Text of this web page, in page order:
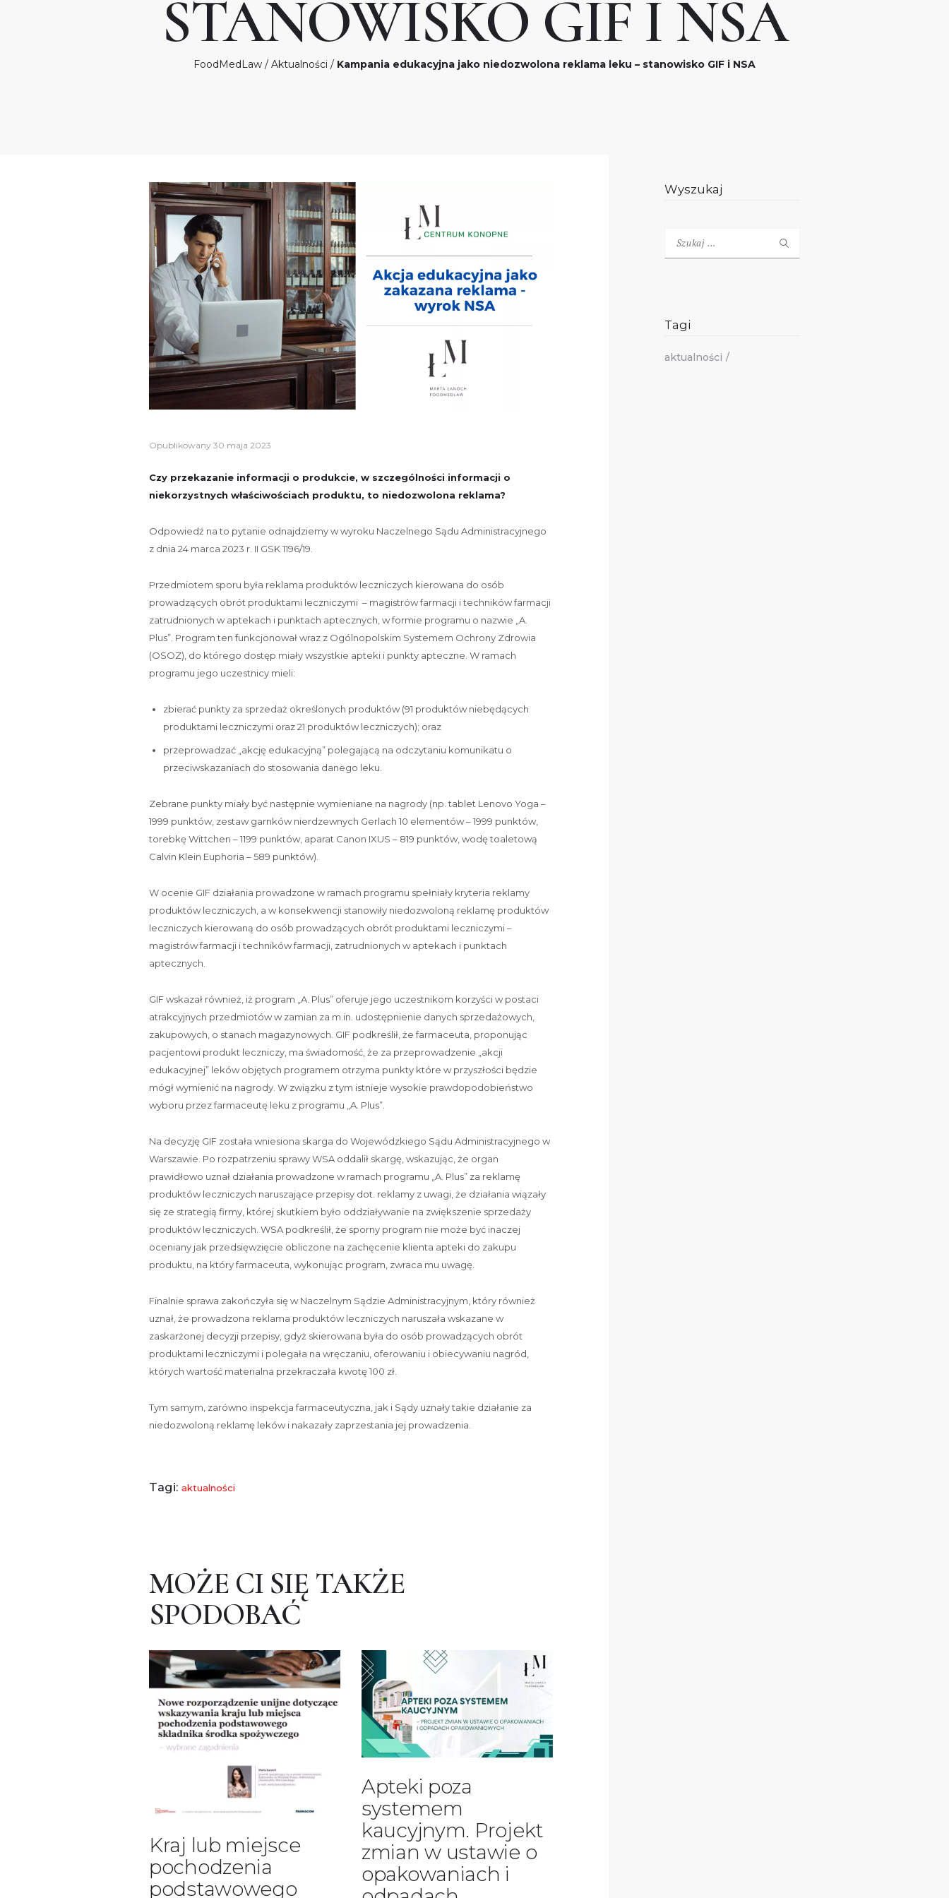
STANOWISKO GIF I NSA
FoodMedLaw / Aktualności / Kampania edukacyjna jako niedozwolona reklama leku – stanowisko GIF i NSA
Opublikowany 30 maja 2023
Czy przekazanie informacji o produkcie, w szczególności informacji o
niekorzystnych właściwościach produktu, to niedozwolona reklama?
Odpowiedź na to pytanie odnajdziemy w wyroku Naczelnego Sądu Administracyjnego
z dnia 24 marca 2023 r. II GSK 1196/19.
Przedmiotem sporu była reklama produktów leczniczych kierowana do osób
prowadzących obrót produktami leczniczymi – magistrów farmacji i techników farmacji
zatrudnionych w aptekach i punktach aptecznych, w formie programu o nazwie „A.
Plus”. Program ten funkcjonował wraz z Ogólnopolskim Systemem Ochrony Zdrowia
(OSOZ), do którego dostęp miały wszystkie apteki i punkty apteczne. W ramach
programu jego uczestnicy mieli:
zbierać punkty za sprzedaż określonych produktów (91 produktów niebędących
produktami leczniczymi oraz 21 produktów leczniczych); oraz
przeprowadzać „akcję edukacyjną” polegającą na odczytaniu komunikatu o
przeciwskazaniach do stosowania danego leku.
Zebrane punkty miały być następnie wymieniane na nagrody (np. tablet Lenovo Yoga –
1999 punktów, zestaw garnków nierdzewnych Gerlach 10 elementów – 1999 punktów,
torebkę Wittchen – 1199 punktów, aparat Canon IXUS – 819 punktów, wodę toaletową
Calvin Klein Euphoria – 589 punktów).
W ocenie GIF działania prowadzone w ramach programu spełniały kryteria reklamy
produktów leczniczych, a w konsekwencji stanowiły niedozwoloną reklamę produktów
leczniczych kierowaną do osób prowadzących obrót produktami leczniczymi –
magistrów farmacji i techników farmacji, zatrudnionych w aptekach i punktach
aptecznych.
GIF wskazał również, iż program „A. Plus” oferuje jego uczestnikom korzyści w postaci
atrakcyjnych przedmiotów w zamian za m.in. udostępnienie danych sprzedażowych,
zakupowych, o stanach magazynowych. GIF podkreślił, że farmaceuta, proponując
pacjentowi produkt leczniczy, ma świadomość, że za przeprowadzenie „akcji
edukacyjnej” leków objętych programem otrzyma punkty które w przyszłości będzie
mógł wymienić na nagrody. W związku z tym istnieje wysokie prawdopodobieństwo
wyboru przez farmaceutę leku z programu „A. Plus”.
Na decyzję GIF została wniesiona skarga do Wojewódzkiego Sądu Administracyjnego w
Warszawie. Po rozpatrzeniu sprawy WSA oddalił skargę, wskazując, że organ
prawidłowo uznał działania prowadzone w ramach programu „A. Plus” za reklamę
produktów leczniczych naruszające przepisy dot. reklamy z uwagi, że działania wiązały
się ze strategią firmy, której skutkiem było oddziaływanie na zwiększenie sprzedaży
produktów leczniczych. WSA podkreślił, że sporny program nie może być inaczej
oceniany jak przedsięwzięcie obliczone na zachęcenie klienta apteki do zakupu
produktu, na który farmaceuta, wykonując program, zwraca mu uwagę.
Finalnie sprawa zakończyła się w Naczelnym Sądzie Administracyjnym, który również
uznał, że prowadzona reklama produktów leczniczych naruszała wskazane w
zaskarżonej decyzji przepisy, gdyż skierowana była do osób prowadzących obrót
produktami leczniczymi i polegała na wręczaniu, oferowaniu i obiecywaniu nagród,
których wartość materialna przekraczała kwotę 100 zł.
Tym samym, zarówno inspekcja farmaceutyczna, jak i Sądy uznały takie działanie za
niedozwoloną reklamę leków i nakazały zaprzestania jej prowadzenia.
Tagi: aktualności
MOŻE CI SIĘ TAKŻE
SPODOBAĆ
Kraj lub miejsce
pochodzenia
podstawowego
Apteki poza
systemem
kaucyjnym. Projekt
zmian w ustawie o
opakowaniach i
Wyszukaj
Tagi
aktualności